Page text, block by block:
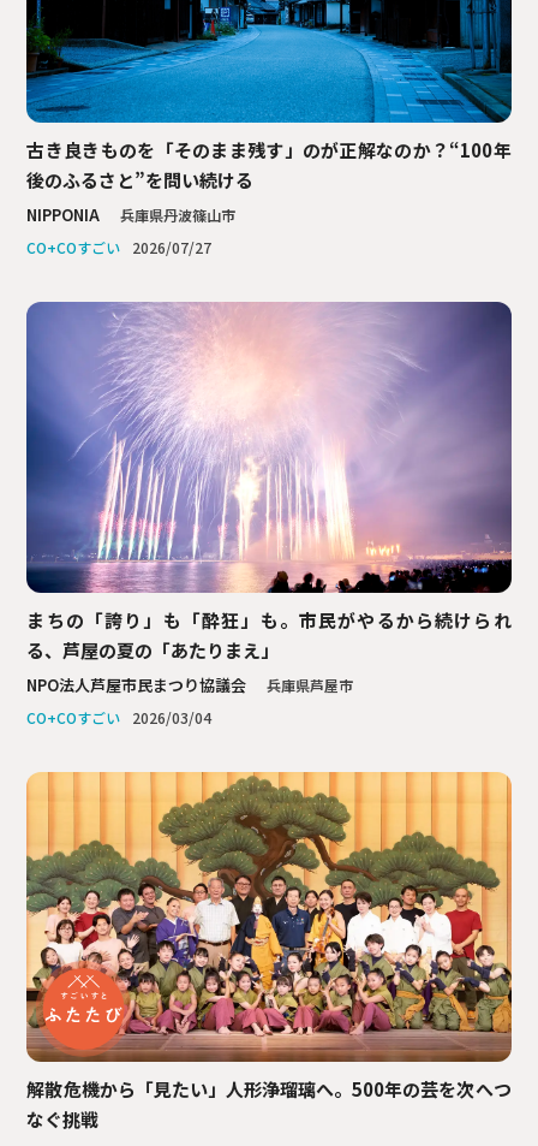
古き良きものを 「そのまま残す」のが正解なのか？“100年
後のふるさと”を問い続ける
NIPPONIA
兵庫県丹波篠山市
2026/07/27
まちの「誇り」も「酔狂」も。市民がやるから続けられ
る、芦屋の夏の「あたりまえ」
NPO法人芦屋市民まつり協議会
兵庫県芦屋市
2026/03/04
解散危機から「見たい」人形浄瑠璃へ。500年の芸を次へつ
なぐ挑戦